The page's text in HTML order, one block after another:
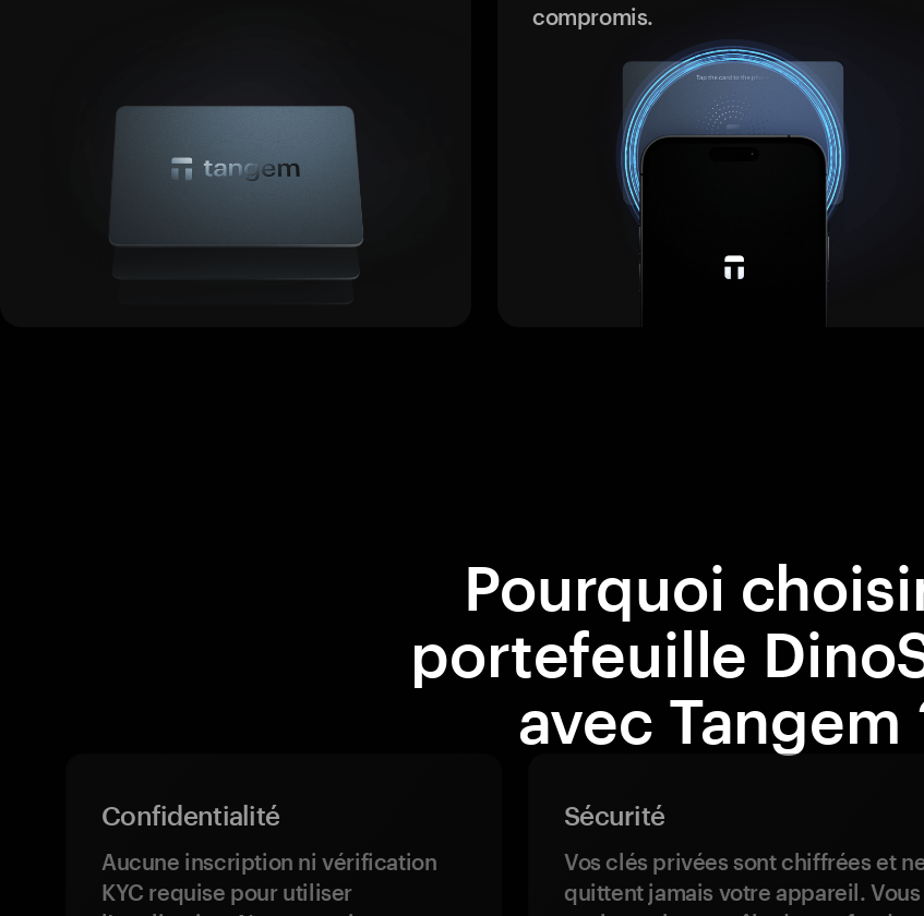
compromis.
Pourquoi
portefeuille
avec Tangem
Confidentialité
Aucune inscription ni vérification
KYC requise pour utiliser
Sécurité
Vos clés privées sont chiffrées et
quittent jamais votre appareil. Vous